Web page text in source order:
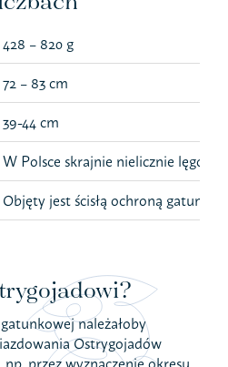
428 – 820 g
72 – 83 cm
39-44 cm
W Polsce skrajnie nielicznie
Objęty jest ścisłą ochroną
należałoby
Ostrygojadów
przez wyznaczenie okresu